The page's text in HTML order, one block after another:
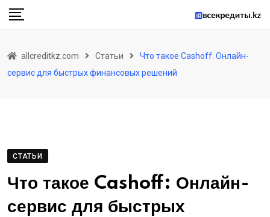
Skip
allcreditkz.com Статьи
Что такое Cashoff: Онлайн-
сервис для быстрых финансовых решений
СТАТЬИ
Что такое Cashoff: Онлайн-
сервис для быстрых